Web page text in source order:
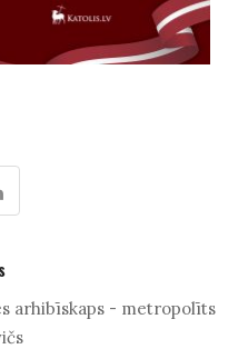
arhibīskaps - metropolīts